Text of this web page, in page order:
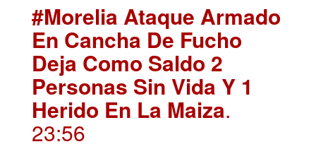
#Morelia Ataque Armado
En Cancha De Fucho
Deja Como Saldo 2
Personas Sin Vida Y 1
Herido En La Maiza.
23:56